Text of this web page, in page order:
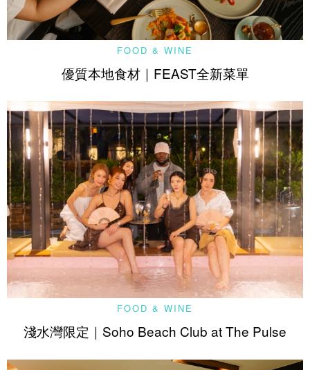
FOOD & WINE
優質本地食材｜FEAST全新菜單
FOOD & WINE
淺水灣限定｜Soho Beach Club at The Pulse